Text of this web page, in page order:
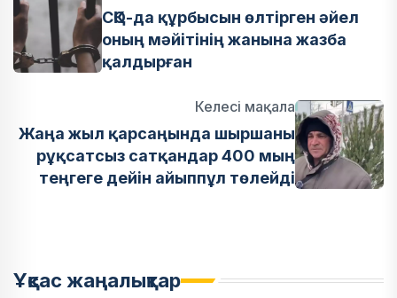
СҚО-да құрбысын өлтірген әйел
оның мәйітінің жанына жазба
қалдырған
Келесі мақала
Жаңа жыл қарсаңында шыршаны
рұқсатсыз сатқандар 400 мың
теңгеге дейін айыппұл төлейді
Ұқсас жаңалықтар